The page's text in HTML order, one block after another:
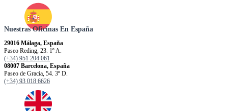
Nuestras Oficinas En España
29016 Málaga, España
Paseo Reding, 23. 1º A.
(+34) 951 204 061
08007 Barcelona, España
Paseo de Gracia, 54. 3º D.
(+34) 93 018 6626